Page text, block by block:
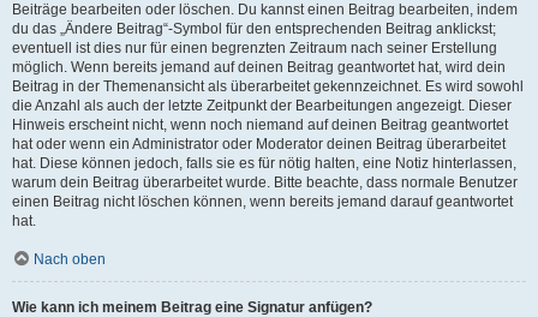
Beiträge bearbeiten oder löschen. Du kannst einen Beitrag bearbeiten, indem
du das „Ändere Beitrag“-Symbol für den entsprechenden Beitrag anklickst;
eventuell ist dies nur für einen begrenzten Zeitraum nach seiner Erstellung
möglich. Wenn bereits jemand auf deinen Beitrag geantwortet hat, wird dein
Beitrag in der Themenansicht als überarbeitet gekennzeichnet. Es wird sowohl
die Anzahl als auch der letzte Zeitpunkt der Bearbeitungen angezeigt. Dieser
Hinweis erscheint nicht, wenn noch niemand auf deinen Beitrag geantwortet
hat oder wenn ein Administrator oder Moderator deinen Beitrag überarbeitet
hat. Diese können jedoch, falls sie es für nötig halten, eine Notiz hinterlassen,
warum dein Beitrag überarbeitet wurde. Bitte beachte, dass normale Benutzer
einen Beitrag nicht löschen können, wenn bereits jemand darauf geantwortet
hat.
Nach oben
Wie kann ich meinem Beitrag eine Signatur anfügen?